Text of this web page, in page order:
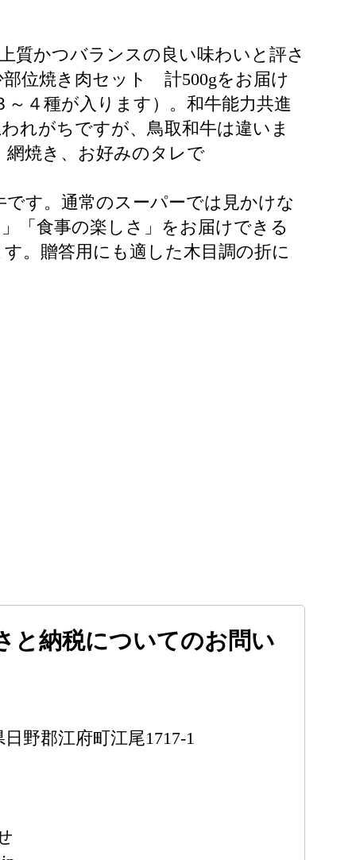
質かつバランスの良い味わいと評さ
位焼き肉セット 計500gをお届け
４種が入ります）。和牛能力共進
れがちですが、鳥取和牛は違いま
焼き、お好みのタレで
す。通常のスーパーでは見かけな
「食事の楽しさ」をお届けできる
。贈答用にも適した木目調の折に
納税についてのお問い
野郡江府町江尾1717-1